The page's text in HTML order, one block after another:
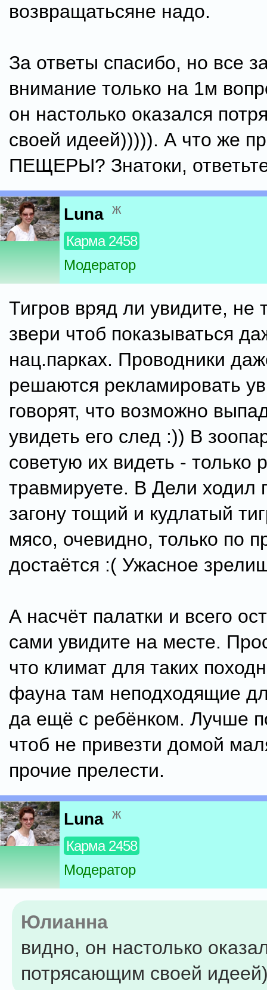
возвращатьсяне надо.
За ответы спасибо, но все
внимание только на 1м
он настолько оказался
своей идеей))))). А что же
ПЕЩЕРЫ? Знатоки,
Luna ж
Карма 2458
Модератор
Тигров вряд ли увидите, не
звери чтоб показываться
нац.парках. Проводники
решаются рекламировать
говорят, что возможно
увидеть его след :)) В
советую их видеть - только
травмируете. В Дели ходил
загону тощий и кудлатый
мясо, очевидно, только по
достаётся :( Ужасное
А насчёт палатки и всего
сами увидите на месте.
что климат для таких
фауна там неподходящие
да ещё с ребёнком. Лучше
чтоб не привезти домой
прочие прелести.
Luna ж
Карма 2458
Модератор
Юлианна
видно, он настолько
потрясающим своей